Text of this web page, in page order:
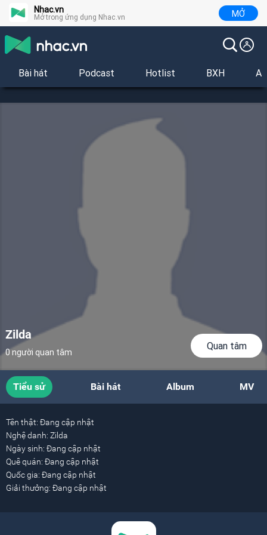
Nhac.vn
Mở trong ứng dụng Nhac.vn MỞ
Bài hát Podcast Hotlist BXH
Zilda
0 người quan tâm
Quan tâm
Tiểu sử Bài hát Album MV
Tên thật: Đang cập nhật
Nghệ danh: Zilda
Ngày sinh: Đang cập nhật
Quê quán: Đang cập nhật
Quốc gia: Đang cập nhật
Giải thưởng: Đang cập nhật